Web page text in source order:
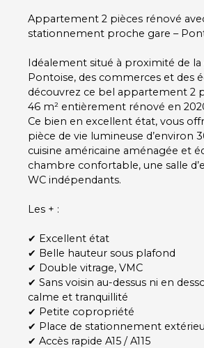
Appartement 2 pièces rénové
stationnement proche gare –
Idéalement situé à proximité de la
Pontoise, des commerces et des
découvrez ce bel appartement 2
46 m² entièrement rénové en
Ce bien en excellent état, vous
pièce de vie lumineuse d’environ
cuisine américaine aménagée et
chambre confortable, une salle
WC indépendants.
Les + :
✔ Excellent état
✔ Belle hauteur sous plafond
✔ Double vitrage, VMC
✔ Sans voisin au-dessus ni en
calme et tranquillité
✔ Petite copropriété
✔ Place de stationnement
✔ Accès rapide A15 / A115